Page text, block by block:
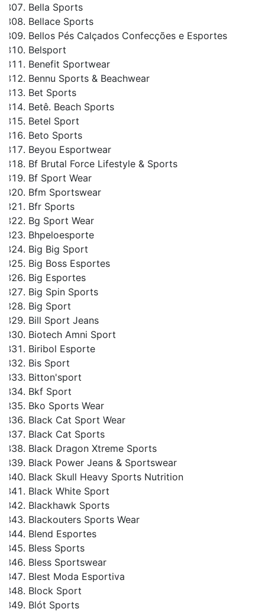
Bella Sports
Bellace Sports
Bellos Pés Calçados Confecções e Esportes
Belsport
Benefit Sportwear
Bennu Sports & Beachwear
Bet Sports
Betê. Beach Sports
Betel Sport
Beto Sports
Beyou Esportwear
Bf Brutal Force Lifestyle & Sports
Bf Sport Wear
Bfm Sportswear
Bfr Sports
Bg Sport Wear
Bhpeloesporte
Big Big Sport
Big Boss Esportes
Big Esportes
Big Spin Sports
Big Sport
Bill Sport Jeans
Biotech Amni Sport
Biribol Esporte
Bis Sport
Bitton'sport
Bkf Sport
Bko Sports Wear
Black Cat Sport Wear
Black Cat Sports
Black Dragon Xtreme Sports
Black Power Jeans & Sportswear
Black Skull Heavy Sports Nutrition
Black White Sport
Blackhawk Sports
Blackouters Sports Wear
Blend Esportes
Bless Sports
Bless Sportswear
Blest Moda Esportiva
Block Sport
Blót Sports